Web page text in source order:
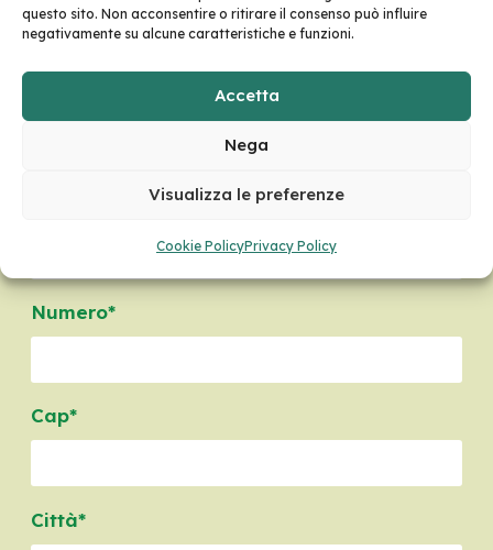
questo sito. Non acconsentire o ritirare il consenso può influire
negativamente su alcune caratteristiche e funzioni.
Accetta
Nega
Visualizza le preferenze
Cookie PolicyPrivacy Policy
Genere*
Numero*
Cap*
Città*